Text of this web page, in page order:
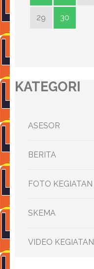
29 30
KATEGORI
ASESOR
BERITA
FOTO KEGIATAN
SKEMA
VIDEO KEGIATAN